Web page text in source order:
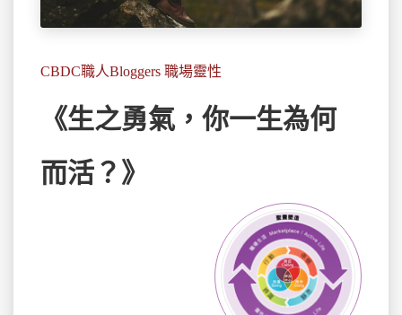
CBDC職人Bloggers 職場靈性
《生之勇氣，你一生為何
而活？》